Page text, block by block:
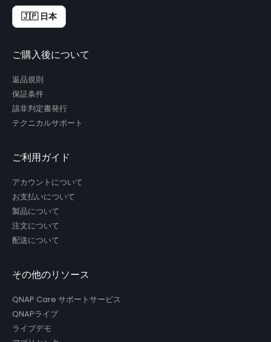
🇯🇵 日本
ご購入後について
返品規則
保証条件
該非判定書発行
テクニカルサポート
ご利用ガイド
アカウントについて
お支払いについて
製品について
注文について
配送について
その他のリソース
QNAP Care サポートサービス
QNAPライブ
ライブデモ